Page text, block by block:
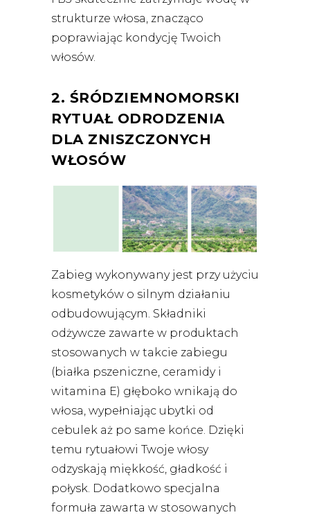
strukturze włosa, znacząco
poprawiając kondycję Twoich
włosów.
2. ŚRÓDZIEMNOMORSKI
RYTUAŁ ODRODZENIA
DLA ZNISZCZONYCH
WŁOSÓW
Zabieg wykonywany jest przy użyciu
kosmetyków o silnym działaniu
odbudowującym. Składniki
odżywcze zawarte w produktach
stosowanych w takcie zabiegu
(białka pszeniczne, ceramidy i
witamina E) głęboko wnikają do
włosa, wypełniając ubytki od
cebulek aż po same końce. Dzięki
temu rytuałowi Twoje włosy
odzyskają miękkość, gładkość i
połysk. Dodatkowo specjalna
formuła zawarta w stosowanych